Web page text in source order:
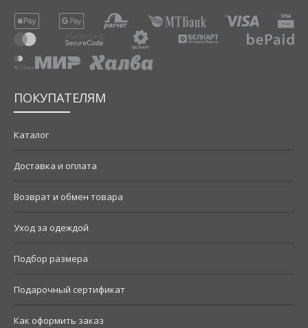
ПОКУПАТЕЛЯМ
Каталог
Доставка и оплата
Возврат и обмен товара
Уход за одеждой
Подбор размера
Подарочный сертификат
Как оформить заказ